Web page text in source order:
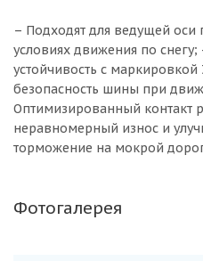
– Подходят для ведущей оси
условиях движения по
устойчивость с маркировкой
безопасность шины при
Оптимизированный контакт
неравномерный износ и
торможение на мокрой
Фотогалерея